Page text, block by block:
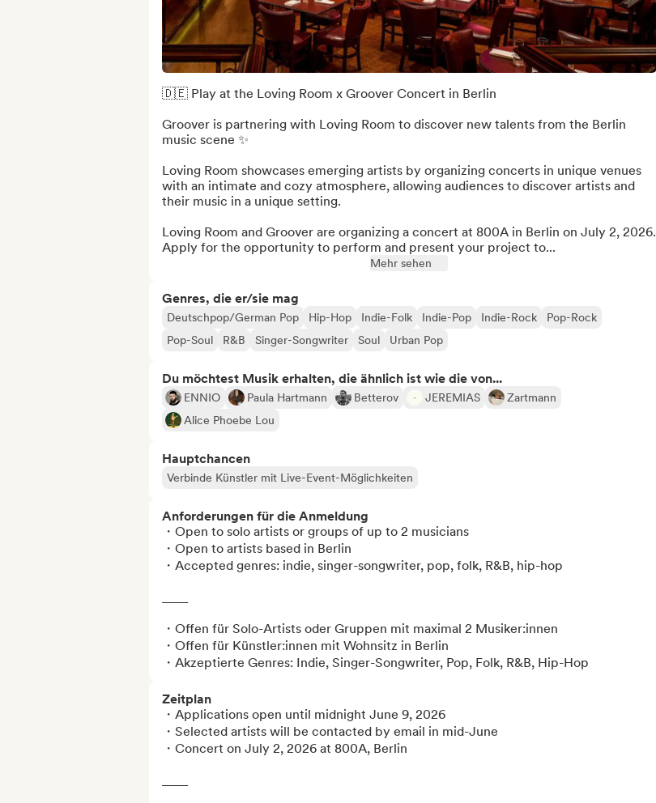
🇩🇪 Play at the Loving Room x Groover Concert in Berlin
Groover is partnering with Loving Room to discover new talents from the Berlin
music scene ✨
Loving Room showcases emerging artists by organizing concerts in unique venues
with an intimate and cozy atmosphere, allowing audiences to discover artists and
their music in a unique setting.
Loving Room and Groover are organizing a concert at 800A in Berlin on July 2, 2026.
Apply for the opportunity to perform and present your project to...
Mehr sehen
Genres, die er/sie mag
Deutschpop/German Pop Hip-Hop Indie-Folk Indie-Pop Indie-Rock
Pop-Rock
Pop-Soul
R&B Singer-Songwriter Soul Urban Pop
Du möchtest Musik erhalten, die ähnlich ist wie die von...
ENNIO Paula Hartmann Betterov JEREMIAS
Zartmann
Alice Phoebe Lou
Hauptchancen
Verbinde Künstler mit Live-Event-Möglichkeiten
Anforderungen für die Anmeldung
・Open to solo artists or groups of up to 2 musicians
・Open to artists based in Berlin
・Accepted genres: indie, singer-songwriter, pop, folk, R&B, hip-hop
・Offen für Solo-Artists oder Gruppen mit maximal 2 Musiker:innen
・Offen für Künstler:innen mit Wohnsitz in Berlin
・Akzeptierte Genres: Indie, Singer-Songwriter, Pop, Folk, R&B, Hip-Hop
Zeitplan
・Applications open until midnight June 9, 2026
・Selected artists will be contacted by email in mid-June
・Concert on July 2, 2026 at 800A, Berlin